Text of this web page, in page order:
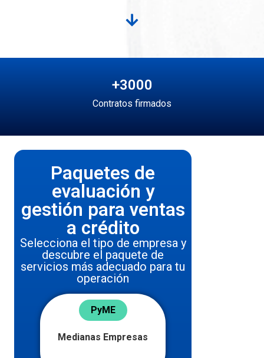
Contratos firmados
+3000
Paquetes de
evaluación y
gestión para ventas
a crédito
Selecciona el tipo de empresa y
descubre el paquete de
servicios más adecuado para tu
operación
PyME
Medianas Empresas